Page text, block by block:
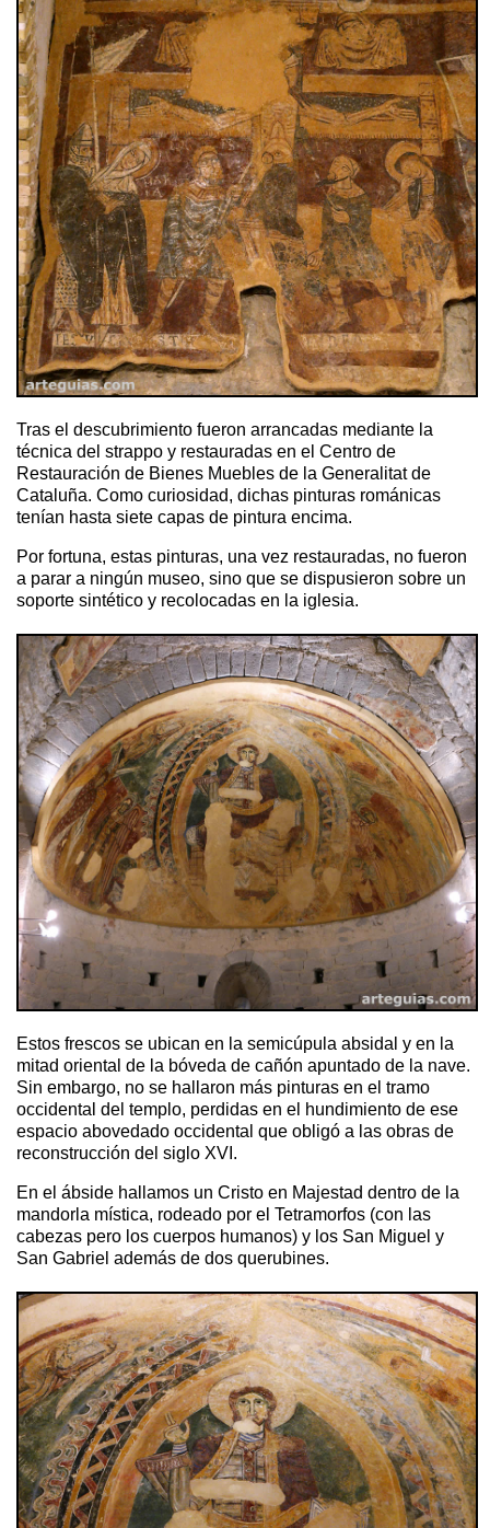
Tras el descubrimiento fueron arrancadas mediante la
técnica del strappo y restauradas en el Centro de
Restauración de Bienes Muebles de la Generalitat de
Cataluña. Como curiosidad, dichas pinturas románicas
tenían hasta siete capas de pintura encima.
Por fortuna, estas pinturas, una vez restauradas, no fueron
a parar a ningún museo, sino que se dispusieron sobre un
soporte sintético y recolocadas en la iglesia.
Estos frescos se ubican en la semicúpula absidal y en la
mitad oriental de la bóveda de cañón apuntado de la nave.
Sin embargo, no se hallaron más pinturas en el tramo
occidental del templo, perdidas en el hundimiento de ese
espacio abovedado occidental que obligó a las obras de
reconstrucción del siglo XVI.
En el ábside hallamos un Cristo en Majestad dentro de la
mandorla mística, rodeado por el Tetramorfos (con las
cabezas pero los cuerpos humanos) y los San Miguel y
San Gabriel además de dos querubines.